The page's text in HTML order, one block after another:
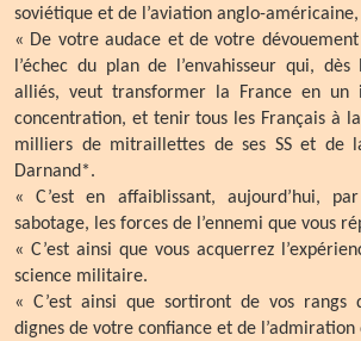
soviétique et de l’aviation anglo-
« De votre audace et de votre
l’échec du plan de l’envahisseur qui, dès
alliés, veut transformer la France en un
concentration, et tenir tous les Français à
milliers de mitraillettes de ses SS et de
Darnand*.
« C’est en affaiblissant, aujourd’hui,
sabotage, les forces de l’ennemi que vous
« C’est ainsi que vous acquerrez
science militaire.
« C’est ainsi que sortiront de vos rangs
dignes de votre confiance et de